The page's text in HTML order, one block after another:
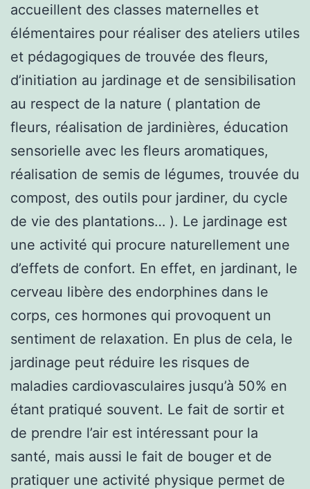
accueillent des classes maternelles et
élémentaires pour réaliser des ateliers utiles
et pédagogiques de trouvée des fleurs,
d’initiation au jardinage et de sensibilisation
au respect de la nature ( plantation de
fleurs, réalisation de jardinières, éducation
sensorielle avec les fleurs aromatiques,
réalisation de semis de légumes, trouvée du
compost, des outils pour jardiner, du cycle
de vie des plantations… ). Le jardinage est
une activité qui procure naturellement une
d’effets de confort. En effet, en jardinant, le
cerveau libère des endorphines dans le
corps, ces hormones qui provoquent un
sentiment de relaxation. En plus de cela, le
jardinage peut réduire les risques de
maladies cardiovasculaires jusqu’à 50% en
étant pratiqué souvent. Le fait de sortir et
de prendre l’air est intéressant pour la
santé, mais aussi le fait de bouger et de
pratiquer une activité physique permet de